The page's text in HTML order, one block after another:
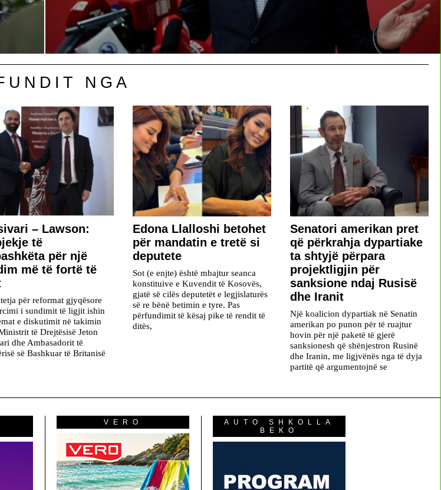
NGA
– Lawson:
të
për një
më të fortë të
për reformat gjyqësore
i sundimit të ligjit ishin
e diskutimit në takimin
të Drejtësisë Jeton
dhe Ambasadorit të
së Bashkuar të Britanisë
Edona Llalloshi betohet
për mandatin e tretë si
deputete
Sot (e enjte) është mbajtur seanca
konstituive e Kuvendit të Kosovës,
gjatë së cilës deputetët e legjislaturës
së re bënë betimin e tyre. Pas
përfundimit të kësaj pike të rendit të
ditës,
Senatori amerikan pret
që përkrahja dypartiake
ta shtyjë përpara
projektligjin për
sanksione ndaj Rusisë
dhe Iranit
Një koalicion dypartiak në Senatin
amerikan po punon për të ruajtur
hovin për një paketë të gjerë
sanksionesh që shënjestron Rusinë
dhe Iranin, me ligjvënës nga të dyja
partitë që argumentojnë se
VERO
AUTO SHKOLLA
BEKO